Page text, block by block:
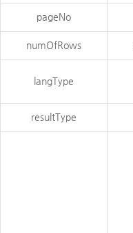
pageNo
numOfRows
langType
resultType